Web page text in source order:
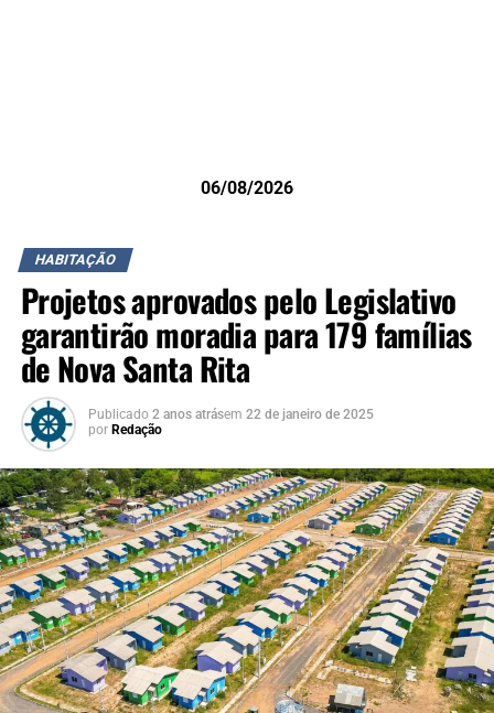
06/08/2026
HABITAÇÃO
Projetos aprovados pelo Legislativo
garantirão moradia para 179 famílias
de Nova Santa Rita
Publicado 2 anos atrásem 22 de janeiro de 2025
por Redação